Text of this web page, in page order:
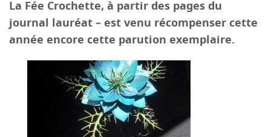
La Fée Crochette, à partir des pages du
journal lauréat – est venu récompenser cette
année encore cette parution exemplaire.